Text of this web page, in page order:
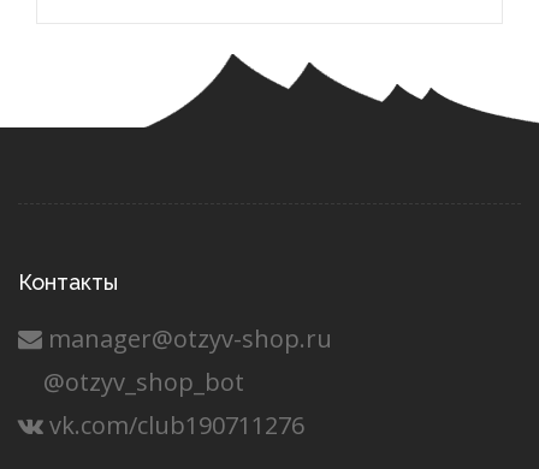
Контакты
manager@otzyv-shop.ru
@otzyv_shop_bot
vk.com/club190711276